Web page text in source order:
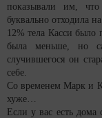
показывали им,
буквально отходила на
12% тела Касси
была меньше, но
случившегося он
себе.
Со временем Марк и
хуже…
Если у вас есть дома